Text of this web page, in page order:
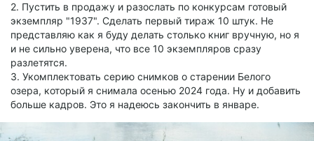
2. Пустить в продажу и разослать по конкурсам готовый
экземпляр "1937". Сделать первый тираж 10 штук. Не
представляю как я буду делать столько книг вручную, но я
и не сильно уверена, что все 10 экземпляров сразу
разлетятся.
3. Укомплектовать серию снимков о старении Белого
озера, который я снимала осенью 2024 года. Ну и добавить
больше кадров. Это я надеюсь закончить в январе.